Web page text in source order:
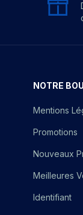
NOTRE
Mentions
Promotions
Nouveaux
Meilleures
Identifiant